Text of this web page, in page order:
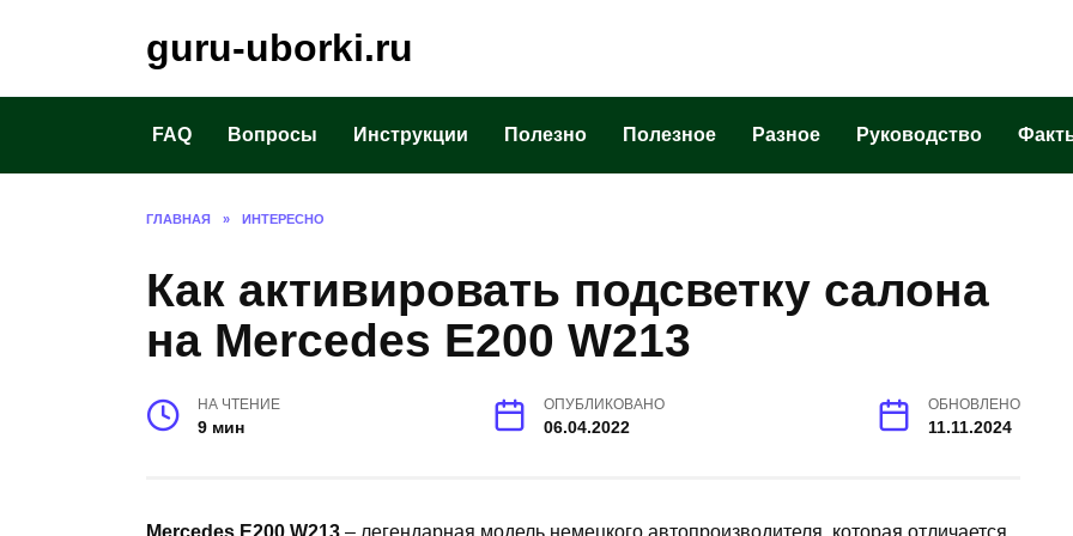
guru-uborki.ru
FAQ Вопросы Инструкции Полезно Полезное Разное Руководство
ГЛАВНАЯ » ИНТЕРЕСНО
Как активировать подсветку салона
на Mercedes E200 W213
НА ЧТЕНИЕ
9 мин
ОПУБЛИКОВАНО
06.04.2022
ОБНОВЛЕНО
11.11.2024